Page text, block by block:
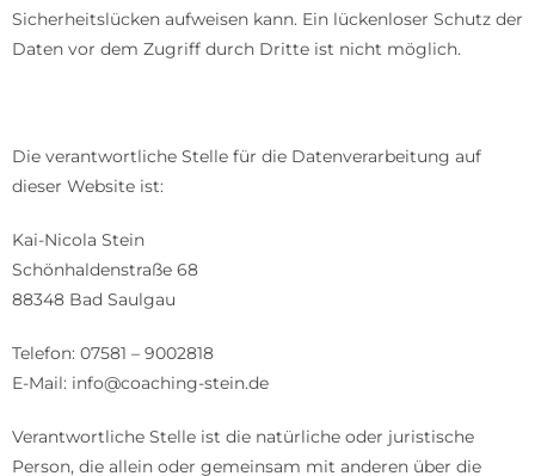
Sicherheitslücken aufweisen kann. Ein lückenloser Schutz der
Daten vor dem Zugriff durch Dritte ist nicht möglich.
Die verantwortliche Stelle für die Datenverarbeitung auf
dieser Website ist:
Kai-Nicola Stein
Schönhaldenstraße 68
88348 Bad Saulgau
Telefon: 07581 – 9002818
E-Mail: info@coaching-stein.de
Verantwortliche Stelle ist die natürliche oder juristische
Person, die allein oder gemeinsam mit anderen über die